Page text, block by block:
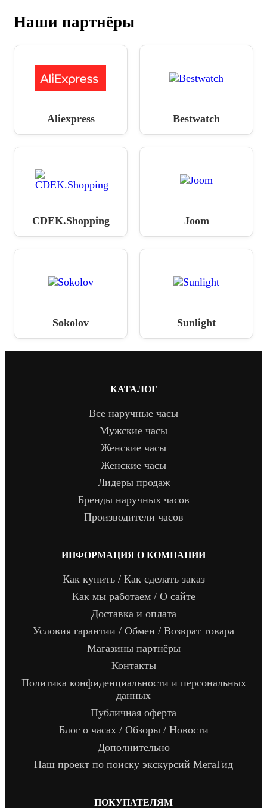
Наши партнёры
Aliexpress Bestwatch
CDEK.Shopping Joom
Sokolov Sunlight
КАТАЛОГ
Все наручные часы
Мужские часы
Женские часы
Женские часы
Лидеры продаж
Бренды наручных часов
Производители часов
ИНФОРМАЦИЯ О КОМПАНИИ
Как купить / Как сделать заказ
Как мы работаем / О сайте
Доставка и оплата
Условия гарантии / Обмен / Возврат товара
Магазины партнёры
Контакты
Политика конфиденциальности и персональных
данных
Публичная оферта
Блог о часах / Обзоры / Новости
Дополнительно
Наш проект по поиску экскурсий МегаГид
ПОКУПАТЕЛЯМ